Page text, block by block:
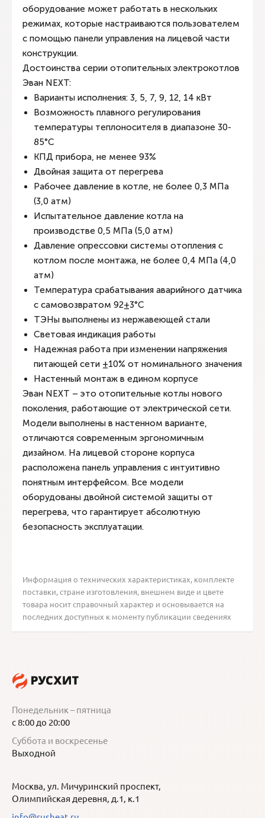
оборудование может работать в нескольких
режимах, которые настраиваются пользователем
с помощью панели управления на лицевой части
конструкции.
Достоинства серии отопительных электрокотлов
Эван NEXT:
Варианты исполнения: 3, 5, 7, 9, 12, 14 кВт
Возможность плавного регулирования
температуры теплоносителя в диапазоне 30-
85°С
КПД прибора, не менее 93%
Двойная защита от перегрева
Рабочее давление в котле, не более 0,3 МПa
(3,0 атм)
Испытательное давление котла на
производстве 0,5 МПа (5,0 атм)
Давление опрессовки системы отопления с
котлом после монтажа, не более 0,4 МПа (4,0
атм)
Температура срабатывания аварийного датчика
с самовозвратом 92±3°С
ТЭНы выполнены из нержавеющей стали
Световая индикация работы
Надежная работа при изменении напряжения
питающей сети ±10% от номинального значения
Настенный монтаж в едином корпусе
Эван NEXT – это отопительные котлы нового
поколения, работающие от электрической сети.
Модели выполнены в настенном варианте,
отличаются современным эргономичным
дизайном. На лицевой стороне корпуса
расположена панель управления с интуитивно
понятным интерфейсом. Все модели
оборудованы двойной системой защиты от
перегрева, что гарантирует абсолютную
безопасность эксплуатации.
Информация о технических характеристиках, комплекте
поставки, стране изготовления, внешнем виде и цвете
товара носит справочный характер и основывается на
последних доступных к моменту публикации сведениях
Москва, ул. Мичуринский проспект,
Олимпийская деревня, д.1, к.1
Понедельник – пятница
с 8:00 до 20:00
Суббота и воскресенье
Выходной